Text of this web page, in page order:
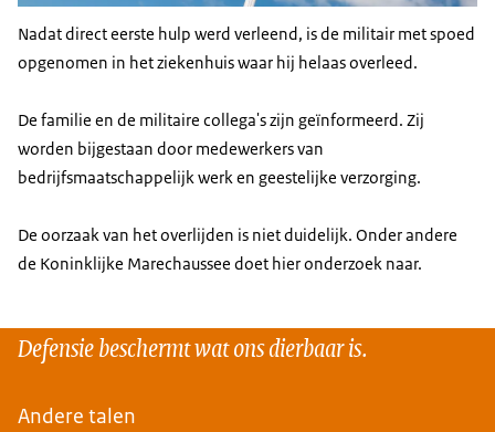
Nadat direct eerste hulp werd verleend, is de militair met spoed
opgenomen in het ziekenhuis waar hij helaas overleed.
De familie en de militaire collega's zijn geïnformeerd. Zij
worden bijgestaan door medewerkers van
bedrijfsmaatschappelijk werk en geestelijke verzorging.
De oorzaak van het overlijden is niet duidelijk. Onder andere
de Koninklijke Marechaussee doet hier onderzoek naar.
Defensie beschermt wat ons dierbaar is.
Andere talen